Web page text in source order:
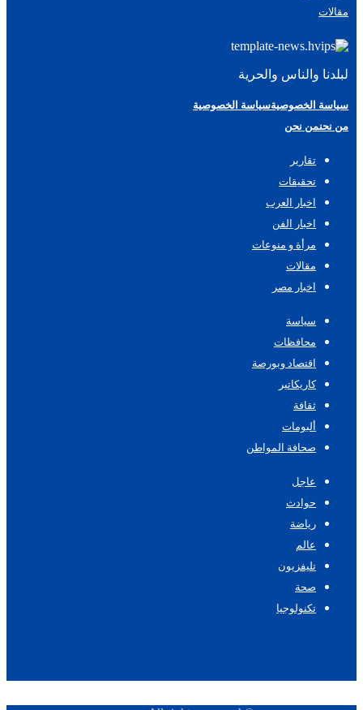
مقالات
لبلدنا والناس والحرية
سياسة الخصوصيةسياسة الخصوصية
من نحنمن نحن
تقارير
تحقيقات
اخبار العرب
اخبار الفن
مرأة و منوعات
مقالات
اخبار مصر
سياسة
محافظات
اقتصاد وبورصة
كاريكاتير
ثقافة
ألبومات
صحافة المواطن
عاجل
حوادث
رياضة
عالم
تليفزيون
صحة
تكنولوجيا